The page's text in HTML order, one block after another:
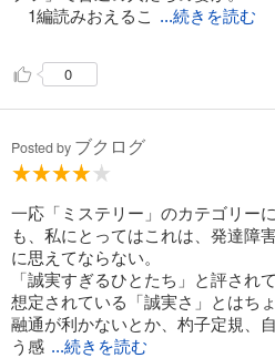
1編読みおえるこ
...続きを読む
0
Posted by ブクログ
一応「ミステリー」のカテゴリー
も、私にとってはこれは、発達障
に思えてならない。
「誠実すぎるひとたち」と評され
想定されている「誠実さ」とはち
融通が利かないとか、杓子定規、
う感 ...続きを読む